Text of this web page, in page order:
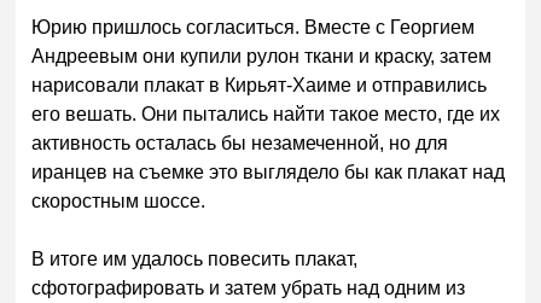
Юрию пришлось согласиться. Вместе с Георгием
Андреевым они купили рулон ткани и краску, затем
нарисовали плакат в Кирьят-Хаиме и отправились
его вешать. Они пытались найти такое место, где их
активность осталась бы незамеченной, но для
иранцев на съемке это выглядело бы как плакат над
скоростным шоссе.
В итоге им удалось повесить плакат,
сфотографировать и затем убрать над одним из